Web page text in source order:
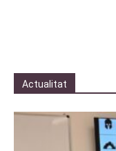
Actualitat